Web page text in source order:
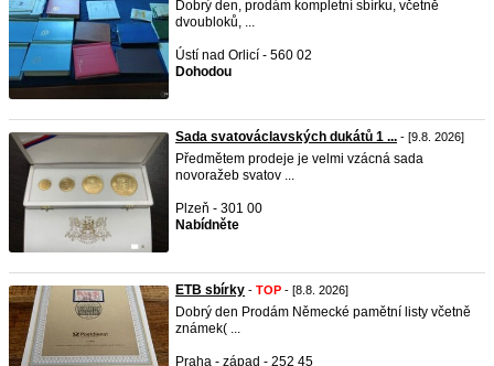
Dobrý den, prodám kompletní sbírku, včetně
dvoubloků, ...
Ústí nad Orlicí - 560 02
Dohodou
Sada svatováclavských dukátů 1 ... - [9.8. 2026]
Předmětem prodeje je velmi vzácná sada
novoražeb svatov ...
Plzeň - 301 00
Nabídněte
ETB sbírky - TOP - [8.8. 2026]
Dobrý den Prodám Německé pamětní listy včetně
známek( ...
Praha - západ - 252 45